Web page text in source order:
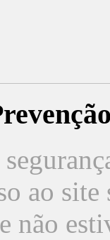
ao
não